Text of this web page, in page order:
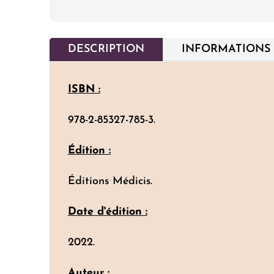
DESCRIPTION INFORMATIONS
ISBN :
978-2-85327-785-3.
Édition :
Éditions Médicis.
Date d'édition :
2022.